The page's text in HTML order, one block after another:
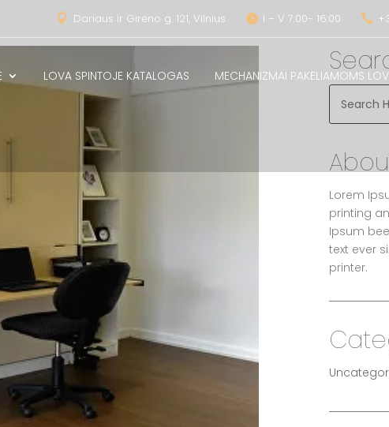
 Dariaus ir Girėno g. 121, Vilnius  I – V 7:00- 16:00 
LOVA SPINTOJE KATALOGAS MECHANIZMAI PAKELIAMOMS
Lorem
printing
Ipsum
text ever
printer.